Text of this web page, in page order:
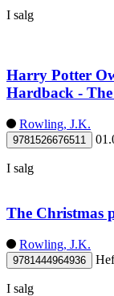
I salg
Harry Potter
Hardback -
Rowling, J.K.
9781526676511
I salg
The Christmas
Rowling, J.K.
9781444964936
I salg